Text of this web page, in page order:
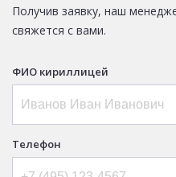
Получив заявку, наш
свяжется с вами.
ФИО кириллицей
Телефон